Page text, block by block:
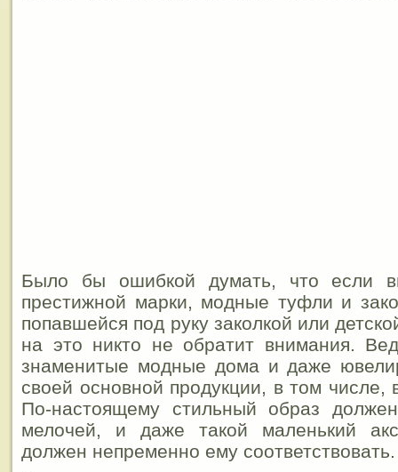
Было бы ошибкой думать, что если
престижной марки, модные туфли и
попавшейся под руку заколкой или
на это никто не обратит внимания.
знаменитые модные дома и даже
своей основной продукции, в том числе,
По-настоящему стильный образ
мелочей, и даже такой маленький
должен непременно ему соответствовать.